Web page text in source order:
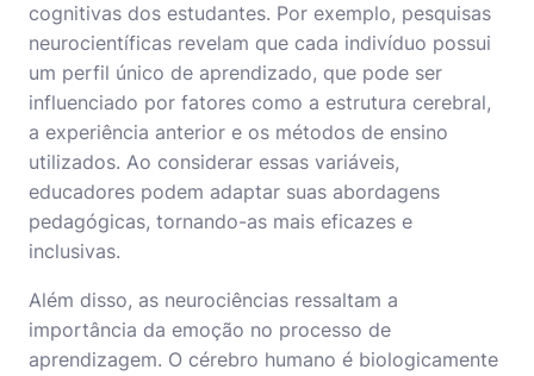
cognitivas dos estudantes. Por exemplo, pesquisas
neurocientíficas revelam que cada indivíduo possui
um perfil único de aprendizado, que pode ser
influenciado por fatores como a estrutura cerebral,
a experiência anterior e os métodos de ensino
utilizados. Ao considerar essas variáveis,
educadores podem adaptar suas abordagens
pedagógicas, tornando-as mais eficazes e
inclusivas.
Além disso, as neurociências ressaltam a
importância da emoção no processo de
aprendizagem. O cérebro humano é biologicamente